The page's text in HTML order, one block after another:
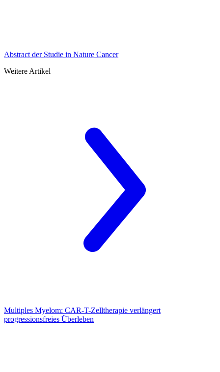
Abstract der Studie in Nature Cancer
Weitere Artikel
Multiples Myelom: CAR-T-Zelltherapie verlängert
progressionsfreies Überleben